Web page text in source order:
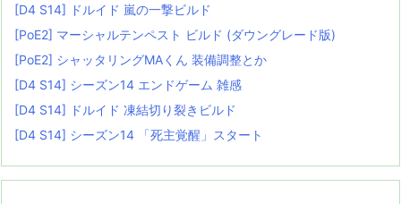
[D4 S14] ドルイド 嵐の一撃ビルド
[PoE2] マーシャルテンペスト ビルド (ダウングレード版)
[PoE2] シャッタリングMAくん 装備調整とか
[D4 S14] シーズン14 エンドゲーム 雑感
[D4 S14] ドルイド 凍結切り裂きビルド
[D4 S14] シーズン14 「死主覚醒」スタート